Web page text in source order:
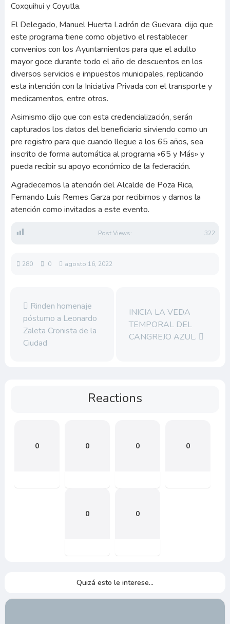
Coxquihui y Coyutla.
El Delegado, Manuel Huerta Ladrón de Guevara, dijo que
este programa tiene como objetivo el restablecer
convenios con los Ayuntamientos para que el adulto
mayor goce durante todo el año de descuentos en los
diversos servicios e impuestos municipales, replicando
esta intención con la Iniciativa Privada con el transporte y
medicamentos, entre otros.
Asimismo dijo que con esta credencialización, serán
capturados los datos del beneficiario sirviendo como un
pre registro para que cuando llegue a los 65 años, sea
inscrito de forma automática al programa «65 y Más» y
pueda recibir su apoyo económico de la federación.
Agradecemos la atención del Alcalde de Poza Rica,
Fernando Luis Remes Garza por recibirnos y darnos la
atención como invitados a este evento.
Post Views: 322
280 0 agosto 16, 2022
Rinden homenaje
póstumo a Leonardo
Zaleta Cronista de la
Ciudad
INICIA LA VEDA
TEMPORAL DEL
CANGREJO AZUL.
Reactions
0 0 0 0
0 0
Quizá esto le interese...